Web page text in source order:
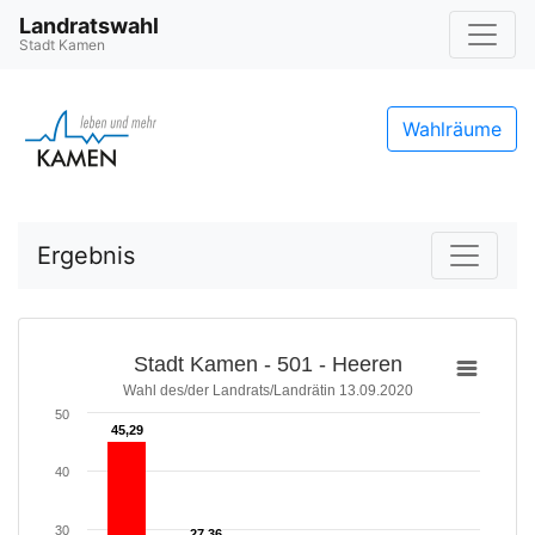
Landratswahl
Stadt Kamen
Wahlräume
Ergebnis
Stadt Kamen - 501 - Heeren
Wahl des/der Landrats/Landrätin 13.09.2020
45,29
45,29
30
40
50